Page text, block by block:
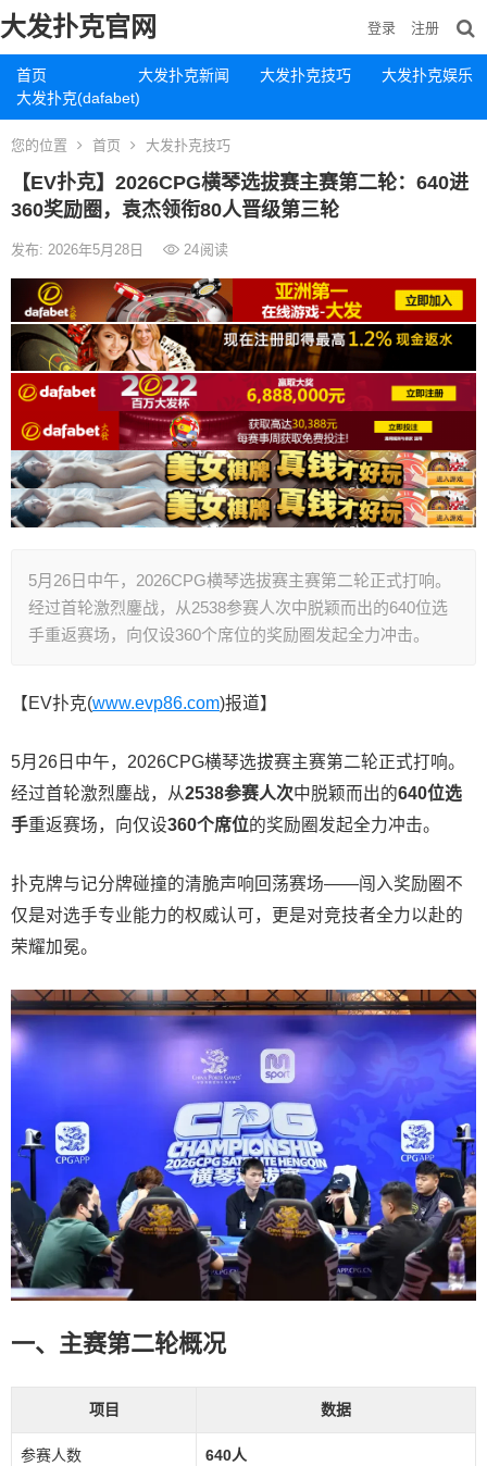
大发扑克官网
首页 大发扑克新闻 大发扑克技巧
大发扑克娱乐
大发扑克(dafabet)
登录 注册
您的位置 首页 大发扑克技巧
【EV扑克】2026CPG横琴选拔赛主赛第二轮：640进
360奖励圈，袁杰领衔80人晋级第三轮
发布: 2026年5月28日 24阅读
5月26日中午，2026CPG横琴选拔赛主赛第二轮正式打响。
经过首轮激烈鏖战，从2538参赛人次中脱颖而出的640位选
手重返赛场，向仅设360个席位的奖励圈发起全力冲击。
【EV扑克(www.evp86.com)报道】
5月26日中午，2026CPG横琴选拔赛主赛第二轮正式打响。
经过首轮激烈鏖战，从2538参赛人次中脱颖而出的640位选
手重返赛场，向仅设360个席位的奖励圈发起全力冲击。
扑克牌与记分牌碰撞的清脆声响回荡赛场——闯入奖励圈不
仅是对选手专业能力的权威认可，更是对竞技者全力以赴的
荣耀加冕。
一、主赛第二轮概况
项目 数据
参赛人数 640人